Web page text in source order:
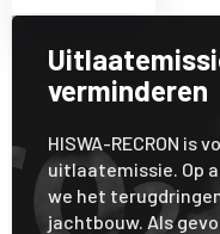
verminderen
HISWA-RECRON is
uitlaatemissie. Op
we het
jachtbouw. Als